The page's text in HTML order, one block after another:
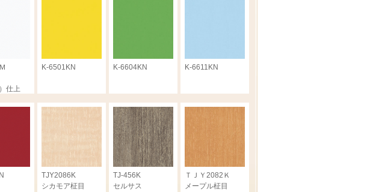
仕上
K-6501KN K-6604KN K-6611KN
TJY2086K
シカモア柾目
TJ-456K
セルサス
ＴＪＹ2082Ｋ
メープル柾目